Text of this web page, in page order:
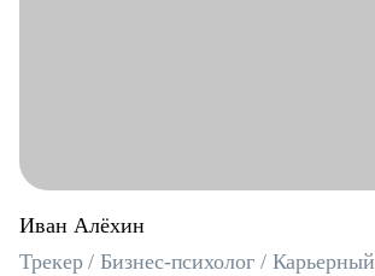
Иван Алёхин
Трекер / Бизнес-психолог /